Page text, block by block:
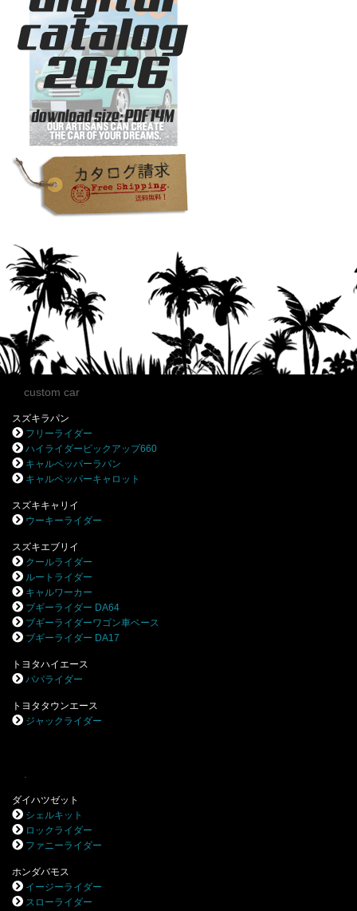
custom car
スズキラパン
フリーライダー
ハイライダーピックアップ660
キャルペッパーラパン
キャルペッパーキャロット
スズキキャリイ
ウーキーライダー
スズキエブリイ
クールライダー
ルートライダー
キャルワーカー
ブギーライダー DA64
ブギーライダーワゴン車ベース
ブギーライダー DA17
トヨタハイエース
パパライダー
トヨタタウンエース
ジャックライダー
ダイハツゼット
シェルキット
ロックライダー
ファニーライダー
ホンダバモス
イージーライダー
スローライダー